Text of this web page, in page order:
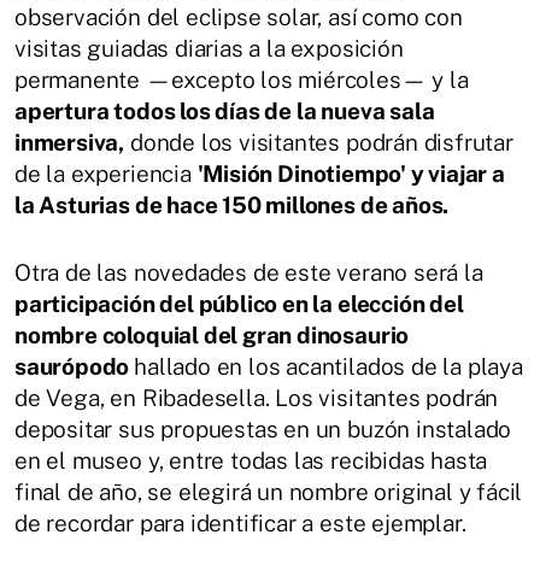
observación del eclipse solar, así como con
visitas guiadas diarias a la exposición
permanente —excepto los miércoles— y la
apertura todos los días de la nueva sala
inmersiva, donde los visitantes podrán disfrutar
de la experiencia 'Misión Dinotiempo' y viajar a
la Asturias de hace 150 millones de años.
Otra de las novedades de este verano será la
participación del público en la elección del
nombre coloquial del gran dinosaurio
saurópodo hallado en los acantilados de la playa
de Vega, en Ribadesella. Los visitantes podrán
depositar sus propuestas en un buzón instalado
en el museo y, entre todas las recibidas hasta
final de año, se elegirá un nombre original y fácil
de recordar para identificar a este ejemplar.